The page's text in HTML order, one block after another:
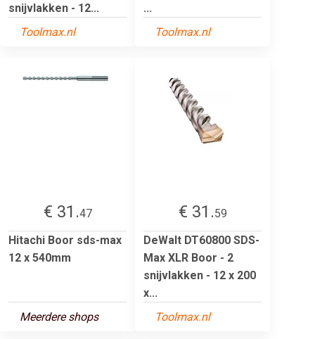
snijvlakken - 12...
Toolmax.nl
...
Toolmax.nl
€ 31.47
Hitachi Boor sds-max
12 x 540mm
Meerdere shops
€ 31.59
DeWalt DT60800 SDS-
Max XLR Boor - 2
snijvlakken - 12 x 200
x...
Toolmax.nl